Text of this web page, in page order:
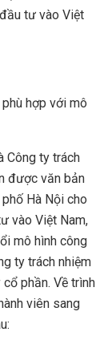
tư vào Việt
hợp với mô
Công ty trách
được văn bản
Hà Nội cho
vào Việt Nam,
mô hình công
ty trách nhiệm
phần. Về trình
viên sang